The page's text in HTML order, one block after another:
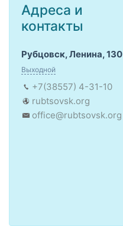
Адреса и
контакты
Рубцовск, Ленина, 130
Выходной
+7(38557) 4-31-10
rubtsovsk.org
office@rubtsovsk.org